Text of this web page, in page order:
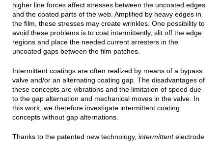
higher line forces affect stresses between the uncoated edges
and the coated parts of the web. Amplified by heavy edges in
the film, these stresses may create wrinkles. One possibility to
avoid these problems is to coat intermittently, slit off the edge
regions and place the needed current arresters in the
uncoated gaps between the film patches.
Intermittent coatings are often realized by means of a bypass
valve and/or an alternating coating gap. The disadvantages of
these concepts are vibrations and the limitation of speed due
to the gap alternation and mechanical moves in the valve. In
this work, we therefore investigate intermittent coating
concepts without gap alternations.
Thanks to the patented new technology, intermittentelectrode